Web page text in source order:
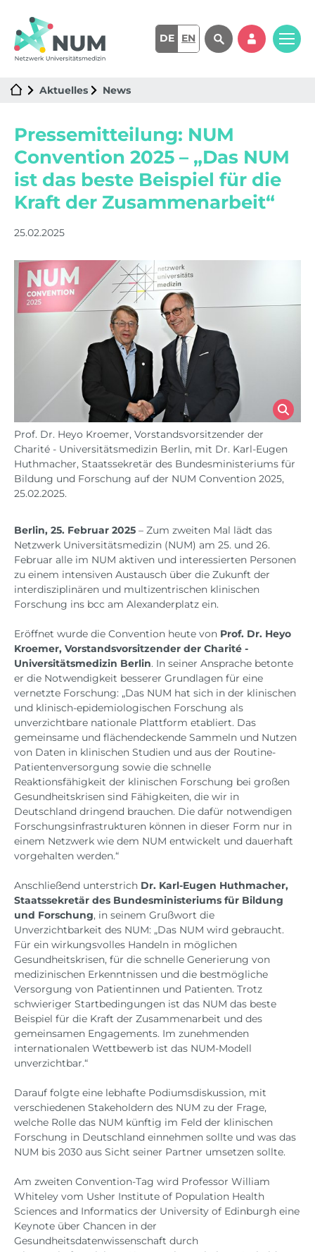
DE EN
Aktuelles News
Pressemitteilung: NUM
Convention 2025 – „Das NUM
ist das beste Beispiel für die
Kraft der Zusammenarbeit“
25.02.2025
Prof. Dr. Heyo Kroemer, Vorstandsvorsitzender der
Charité - Universitätsmedizin Berlin, mit Dr. Karl-Eugen
Huthmacher, Staatssekretär des Bundesministeriums für
Bildung und Forschung auf der NUM Convention 2025,
25.02.2025.
Berlin, 25. Februar 2025 – Zum zweiten Mal lädt das
Netzwerk Universitätsmedizin (NUM) am 25. und 26.
Februar alle im NUM aktiven und interessierten Personen
zu einem intensiven Austausch über die Zukunft der
interdisziplinären und multizentrischen klinischen
Forschung ins bcc am Alexanderplatz ein.
Eröffnet wurde die Convention heute von Prof. Dr. Heyo
Kroemer, Vorstandsvorsitzender der Charité -
Universitätsmedizin Berlin. In seiner Ansprache betonte
er die Notwendigkeit besserer Grundlagen für eine
vernetzte Forschung: „Das NUM hat sich in der klinischen
und klinisch-epidemiologischen Forschung als
unverzichtbare nationale Plattform etabliert. Das
gemeinsame und flächendeckende Sammeln und Nutzen
von Daten in klinischen Studien und aus der Routine-
Patientenversorgung sowie die schnelle
Reaktionsfähigkeit der klinischen Forschung bei großen
Gesundheitskrisen sind Fähigkeiten, die wir in
Deutschland dringend brauchen. Die dafür notwendigen
Forschungsinfrastrukturen können in dieser Form nur in
einem Netzwerk wie dem NUM entwickelt und dauerhaft
vorgehalten werden.“
Anschließend unterstrich Dr. Karl-Eugen Huthmacher,
Staatssekretär des Bundesministeriums für Bildung
und Forschung, in seinem Grußwort die
Unverzichtbarkeit des NUM: „Das NUM wird gebraucht.
Für ein wirkungsvolles Handeln in möglichen
Gesundheitskrisen, für die schnelle Generierung von
medizinischen Erkenntnissen und die bestmögliche
Versorgung von Patientinnen und Patienten. Trotz
schwieriger Startbedingungen ist das NUM das beste
Beispiel für die Kraft der Zusammenarbeit und des
gemeinsamen Engagements. Im zunehmenden
internationalen Wettbewerb ist das NUM-Modell
unverzichtbar.“
Darauf folgte eine lebhafte Podiumsdiskussion, mit
verschiedenen Stakeholdern des NUM zu der Frage,
welche Rolle das NUM künftig im Feld der klinischen
Forschung in Deutschland einnehmen sollte und was das
NUM bis 2030 aus Sicht seiner Partner umsetzen sollte.
Am zweiten Convention-Tag wird Professor William
Whiteley vom Usher Institute of Population Health
Sciences and Informatics der University of Edinburgh eine
Keynote über Chancen in der
Gesundheitsdatenwissenschaft durch